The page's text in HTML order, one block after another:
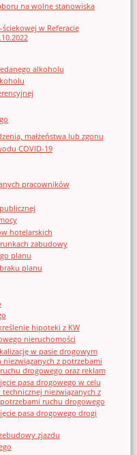
na wolne stanowiska
w Referacie
alkoholu
małżeństwa lub zgonu
COVID-19
pracowników
hotelarskich
zabudowy
planu
planu
hipoteki z KW
nieruchomości
w pasie drogowym
z potrzebami
drogowego oraz reklam
pasa drogowego w celu
niezwiązanych z
ruchu drogowego
pasa drogowego drogi
zjazdu